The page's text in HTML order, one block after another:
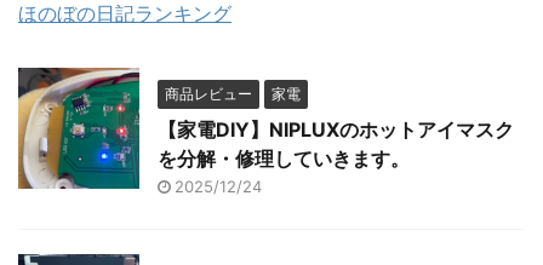
ほのぼの日記ランキング
商品レビュー 家電
【家電DIY】NIPLUXのホットアイマスク
を分解・修理していきます。
2025/12/24